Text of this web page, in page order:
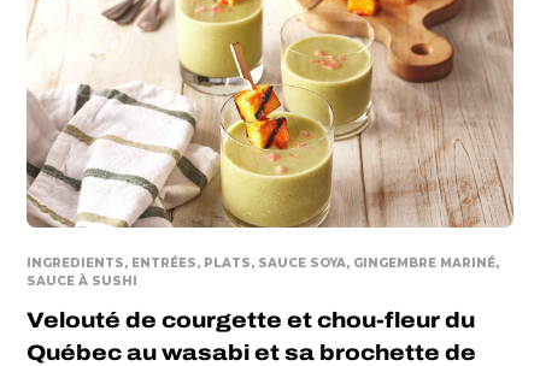
INGREDIENTS, ENTRÉES, PLATS, SAUCE SOYA, GINGEMBRE MARINÉ,
SAUCE À SUSHI
Velouté de courgette et chou-fleur du
Québec au wasabi et sa brochette de